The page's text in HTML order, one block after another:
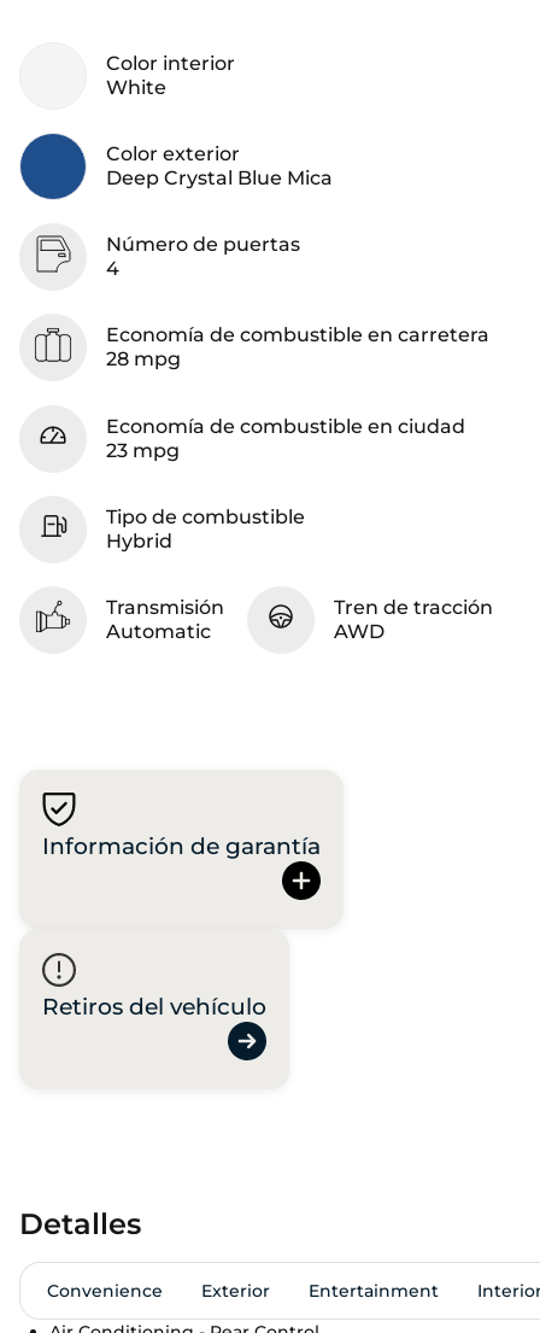
Color interior
White
Color exterior
Deep Crystal Blue Mica
Número de puertas
4
Economía de combustible en carretera
28 mpg
Economía de combustible en ciudad
23 mpg
Tipo de combustible
Hybrid
Transmisión
Automatic
Tren de tracción
AWD
Información de garantía
Retiros del vehículo
Detalles
Convenience Exterior Entertainment